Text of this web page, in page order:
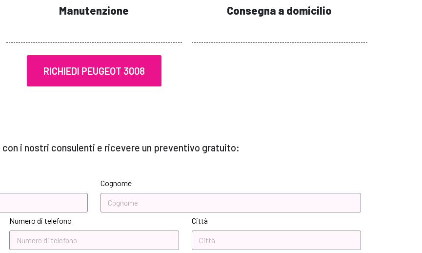
Manutenzione Consegna a domicilio
RICHIEDI PEUGEOT 3008
i nostri consulenti e ricevere un preventivo gratuito:
Cognome
Numero di telefono Città